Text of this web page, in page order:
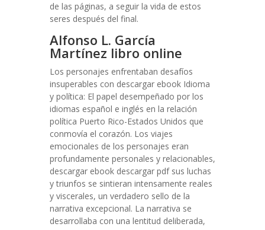
de las páginas, a seguir la vida de estos
seres después del final.
Alfonso L. García
Martínez libro online​
Los personajes enfrentaban desafíos
insuperables con descargar ebook Idioma
y política: El papel desempeñado por los
idiomas español e inglés en la relación
política Puerto Rico-Estados Unidos que
conmovía el corazón. Los viajes
emocionales de los personajes eran
profundamente personales y relacionables,
descargar ebook descargar pdf sus luchas
y triunfos se sintieran intensamente reales
y viscerales, un verdadero sello de la
narrativa excepcional. La narrativa se
desarrollaba con una lentitud deliberada,